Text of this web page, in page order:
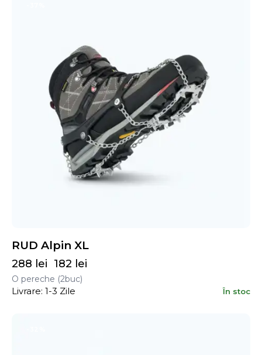
RUD Alpin XL
288 lei 182 lei
O pereche (2buc)
Livrare: 1-3 Zile
În stoc